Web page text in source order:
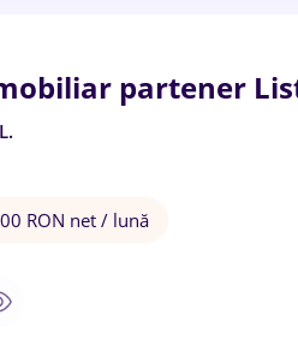
partener
RON net / lună